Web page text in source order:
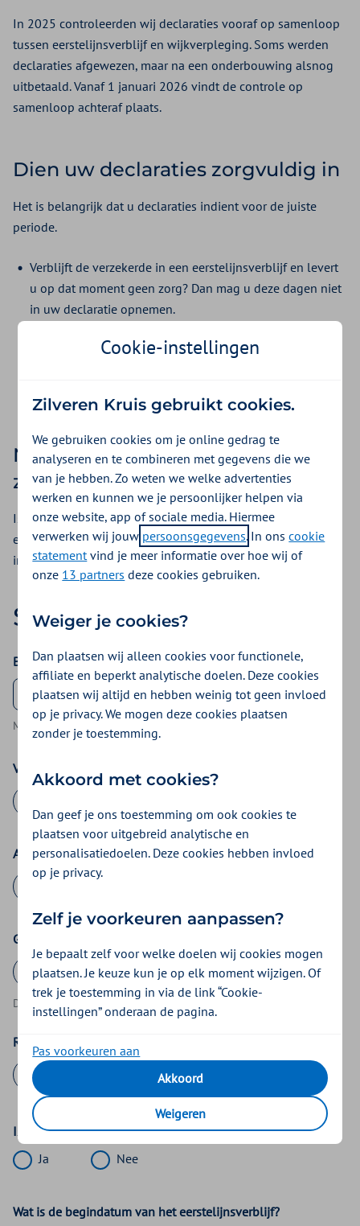
In 2025 controleerden wij declaraties vooraf op samenloop
tussen eerstelijnsverblijf en wijkverpleging. Soms werden
declaraties afgewezen, maar na een onderbouwing alsnog
uitbetaald. Vanaf 1 januari 2026 vindt de controle op
samenloop achteraf plaats.
Dien uw declaraties zorgvuldig in
Het is belangrijk dat u declaraties indient voor de juiste
periode.
Verblijft de verzekerde in een eerstelijnsverblijf en levert
u op dat moment geen zorg? Dan mag u deze dagen niet
in uw declaratie opnemen.
casemanagement dementie kunt u wél indienen tijdens
Nog directe wijkverpleegkundige
zorgverlening in 2025?
Is er in 2025 nog sprake van directe wijkverpleging tijdens
een eerstelijnsverblijf? Vul dan het onderstaande formulier
in.
Stap 1|3Uw zorg
Bij welke zorgverzekeraar is de verzekerde verzekerd?
Maak een keuze
Voorletters verzekerde
Achternaam verzekerde
Geboortedatum
DD-MM-JJJJ
Relatienummer
Is het eerstelijnsverblijf beëindigd?
Ja
Nee
Wat is de begindatum van het eerstelijnsverblijf?
Cookie-instellingen
Zilveren Kruis gebruikt cookies.
We gebruiken cookies om je online gedrag te
analyseren en te combineren met gegevens die we
van je hebben. Zo weten we welke advertenties
werken en kunnen we je persoonlijker helpen via
onze website, app of sociale media. Hiermee
verwerken wij jouw persoonsgegevens. In onscookie
statementvind je meer informatie over hoe wij of
onze 13 partners deze cookies gebruiken.
Weiger je cookies?
Dan plaatsen wij alleen cookies voor functionele,
affiliate en beperkt analytische doelen. Deze cookies
plaatsen wij altijd en hebben weinig tot geen invloed
op je privacy. We mogen deze cookies plaatsen
zonder je toestemming.
Akkoord met cookies?
Dan geef je ons toestemming om ook cookies te
plaatsen voor uitgebreid analytische en
personalisatiedoelen. Deze cookies hebben invloed
op je privacy.
Zelf je voorkeuren aanpassen?
Je bepaalt zelf voor welke doelen wij cookies mogen
plaatsen. Je keuze kun je op elk moment wijzigen. Of
trek je toestemming in via de link “Cookie-
instellingen” onderaan de pagina.
Pas voorkeuren aan
Akkoord
Weigeren